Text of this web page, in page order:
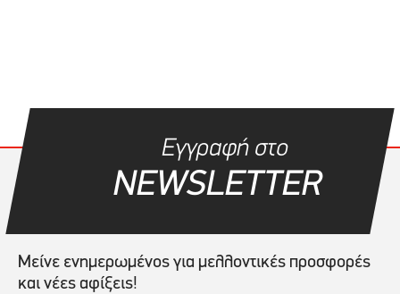
Εγγραφή στο
NEWSLETTER
Μείνε ενημερωμένος για μελλοντικές προσφορές
και νέες αφίξεις!